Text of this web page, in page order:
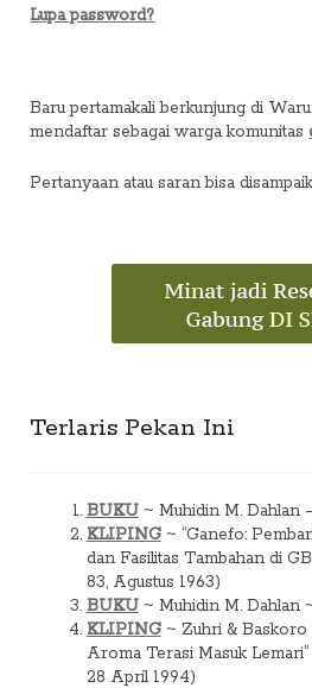
Lupa password?
Baru pertamakali berkunjung di
mendaftar sebagai warga komunitas
Pertanyaan atau saran bisa
Terlaris Pekan Ini
BUKU~ Muhidin M. Dahlan
KLIPING~ “Ganefo:
dan Fasilitas Tambahan di
83, Agustus 1963)
BUKU~ Muhidin M. Dahlan
KLIPING~ Zuhri & Baskoro
Aroma Terasi Masuk
28 April 1994)